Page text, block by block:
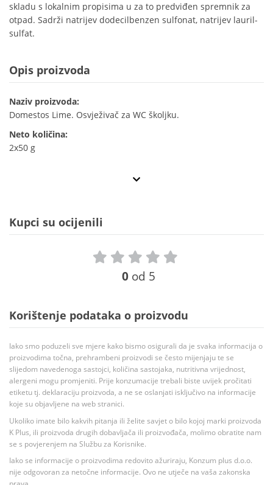
skladu s lokalnim propisima u za to predviđen spremnik za
otpad. Sadrži natrijev dodecilbenzen sulfonat, natrijev lauril-
sulfat.
Opis proizvoda
Naziv proizvoda:
Domestos Lime. Osvježivač za WC školjku.
Neto količina:
2x50 g
Kupci su ocijenili
0 od 5
Korištenje podataka o proizvodu
Iako smo poduzeli sve mjere kako bismo osigurali da je svaka informacija o
proizvodima točna, prehrambeni proizvodi se često mijenjaju te se
slijedom navedenoga sastojci, količina sastojaka, nutritivna vrijednost,
alergeni mogu promjeniti. Prije konzumacije trebali biste uvijek pročitati
etiketu tj. deklaraciju proizvoda, a ne se oslanjati isključivo na informacije
koje su objavljene na web stranici.
Ukoliko imate bilo kakvih pitanja ili želite savjet o bilo kojoj marki proizvoda
K Plus, ili proizvoda drugih dobavljača ili proizvođača, molimo obratite nam
se s povjerenjem na Službu za Korisnike.
Iako se informacije o proizvodima redovito ažuriraju, Konzum plus d.o.o.
nije odgovoran za netočne informacije. Ovo ne utječe na vaša zakonska